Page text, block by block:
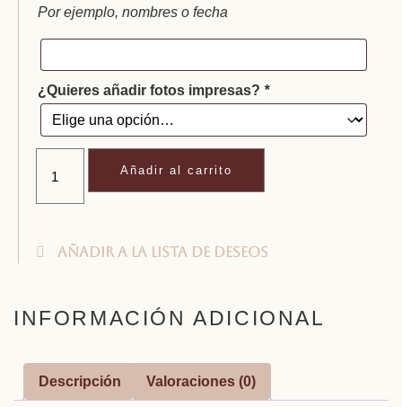
Por ejemplo, nombres o fecha
¿Quieres añadir fotos impresas? *
Añadir al carrito
Añadir a la lista de deseos
INFORMACIÓN ADICIONAL
Descripción Valoraciones (0)